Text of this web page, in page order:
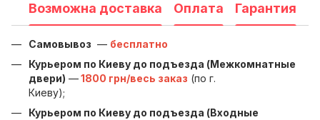
Возможна доставка Оплата Гарантия
Самовывоз — бесплатно
Курьером по Киеву до подъезда (Межкомнатные
двери) —1800 грн/весь заказ (по г.
Киеву);
Курьером по Киеву до подъезда (Входные